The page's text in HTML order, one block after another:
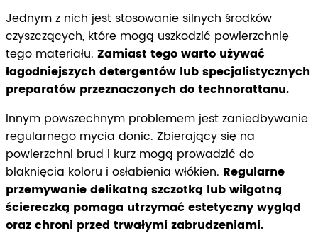
Jednym z nich jest stosowanie silnych środków
czyszczących, które mogą uszkodzić powierzchnię
tego materiału. Zamiast tego warto używać
łagodniejszych detergentów lub specjalistycznych
preparatów przeznaczonych do technorattanu.
Innym powszechnym problemem jest zaniedbywanie
regularnego mycia donic. Zbierający się na
powierzchni brud i kurz mogą prowadzić do
blaknięcia koloru i osłabienia włókien. Regularne
przemywanie delikatną szczotką lub wilgotną
ściereczką pomaga utrzymać estetyczny wygląd
oraz chroni przed trwałymi zabrudzeniami.